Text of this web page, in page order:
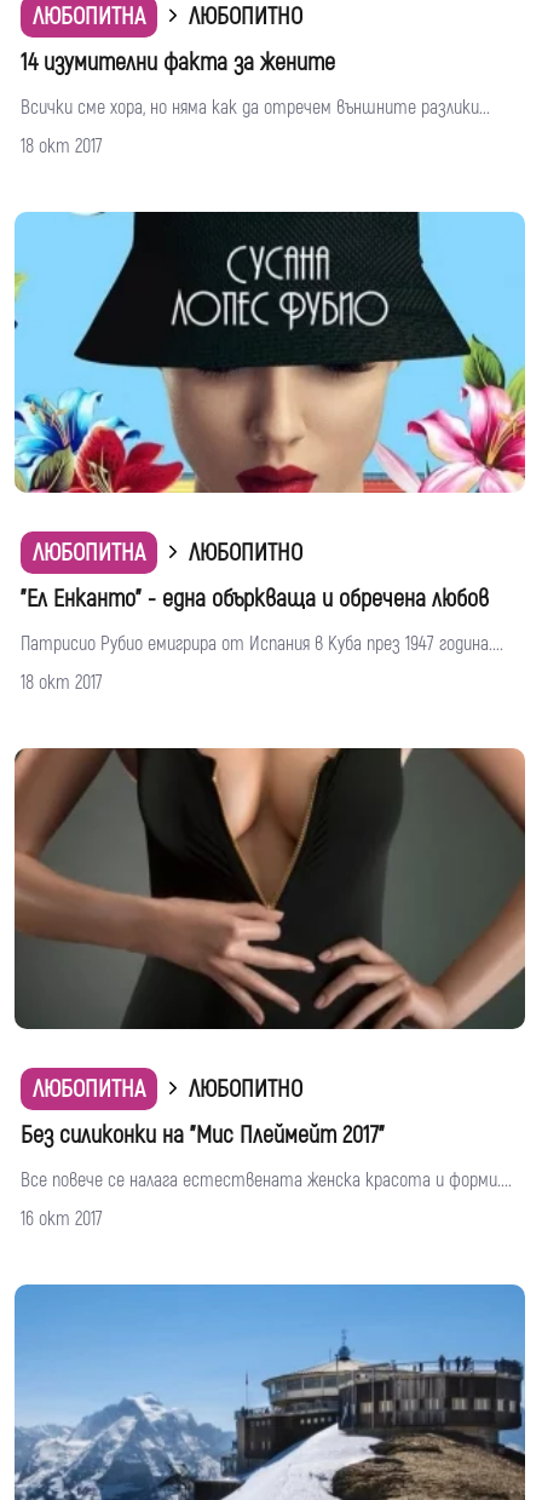
ЛЮБОПИТНА
ЛЮБОПИТНО
14 изумителни факта за жените
Всички сме хора, но няма как да отречем външните разлики...
18 окт 2017
ЛЮБОПИТНА
ЛЮБОПИТНО
"Ел Енканто" - една объркваща и обречена любов
Патрисио Рубио емигрира от Испания в Куба през 1947 година....
18 окт 2017
ЛЮБОПИТНА
ЛЮБОПИТНО
Без силиконки на "Мис Плеймейт 2017"
Все повече се налага естествената женска красота и форми....
16 окт 2017